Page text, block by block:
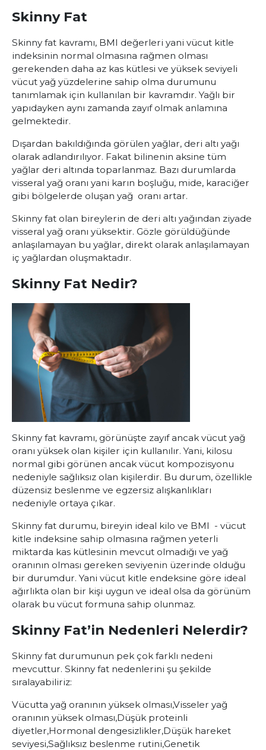
Skinny Fat
Skinny fat kavramı, BMI değerleri yani vücut kitle
indeksinin normal olmasına rağmen olması
gerekenden daha az kas kütlesi ve yüksek seviyeli
vücut yağ yüzdelerine sahip olma durumunu
tanımlamak için kullanılan bir kavramdır. Yağlı bir
yapıdayken aynı zamanda zayıf olmak anlamına
gelmektedir.
Dışardan bakıldığında görülen yağlar, deri altı yağı
olarak adlandırılıyor. Fakat bilinenin aksine tüm
yağlar deri altında toparlanmaz. Bazı durumlarda
visseral yağ oranı yani karın boşluğu, mide, karaciğer
gibi bölgelerde oluşan yağ oranı artar.
Skinny fat olan bireylerin de deri altı yağından ziyade
visseral yağ oranı yüksektir. Gözle görüldüğünde
anlaşılamayan bu yağlar, direkt olarak anlaşılamayan
iç yağlardan oluşmaktadır.
Skinny Fat Nedir?
Skinny fat kavramı, görünüşte zayıf ancak vücut yağ
oranı yüksek olan kişiler için kullanılır. Yani, kilosu
normal gibi görünen ancak vücut kompozisyonu
nedeniyle sağlıksız olan kişilerdir. Bu durum, özellikle
düzensiz beslenme ve egzersiz alışkanlıkları
nedeniyle ortaya çıkar.
Skinny fat durumu, bireyin ideal kilo ve BMI - vücut
kitle indeksine sahip olmasına rağmen yeterli
miktarda kas kütlesinin mevcut olmadığı ve yağ
oranının olması gereken seviyenin üzerinde olduğu
bir durumdur. Yani vücut kitle endeksine göre ideal
ağırlıkta olan bir kişi uygun ve ideal olsa da görünüm
olarak bu vücut formuna sahip olunmaz.
Skinny Fat’in Nedenleri Nelerdir?
Skinny fat durumunun pek çok farklı nedeni
mevcuttur. Skinny fat nedenlerini şu şekilde
sıralayabiliriz:
Vücutta yağ oranının yüksek olması,Visseler yağ
oranının yüksek olması,Düşük proteinli
diyetler,Hormonal dengesizlikler,Düşük hareket
seviyesi,Sağlıksız beslenme rutini,Genetik